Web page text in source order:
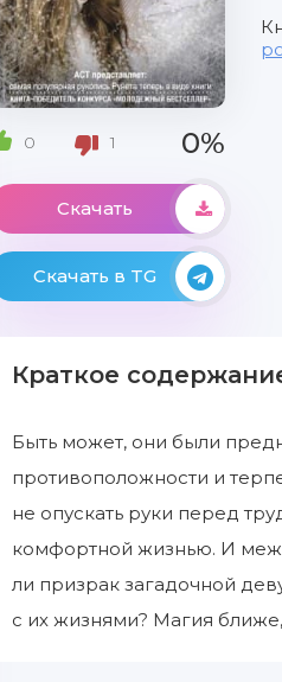
0 1 0%
Скачать
Скачать в TG
Краткое
Быть может, они были
противоположности и
не опускать руки перед
комфортной жизнью. И
ли призрак загадочной
с их жизнями? Магия